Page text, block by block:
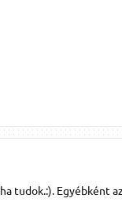
tudok.:). Egyébként